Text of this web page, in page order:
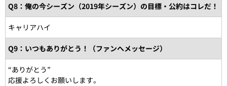
Q8：俺の今シーズン（2019年シーズン）の目標・公約はコレだ！
キャリアハイ
Q9：いつもありがとう！（ファンへメッセージ）
“ありがとう”
応援よろしくお願いします。